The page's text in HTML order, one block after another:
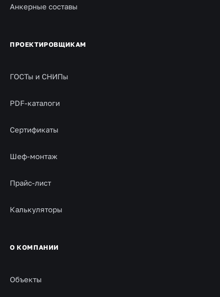
Анкерные составы
ПРОЕКТИРОВЩИКАМ
ГОСТы и СНИПы
PDF-каталоги
Сертификаты
Шеф-монтаж
Прайс-лист
Калькуляторы
О КОМПАНИИ
Объекты